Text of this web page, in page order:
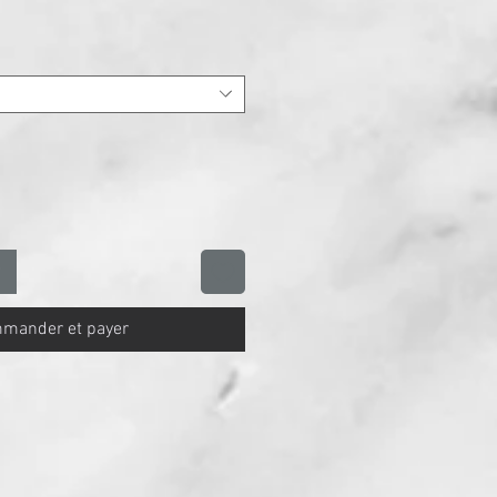
et payer